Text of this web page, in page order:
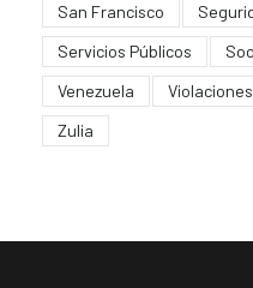
San Francisco
Servicios Públicos
Venezuela
Zulia